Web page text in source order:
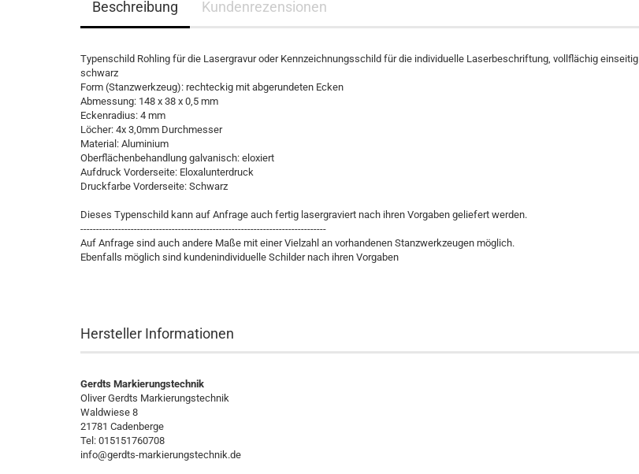
Beschreibung Kundenrezensionen
Typenschild Rohling für die Lasergravur oder Kennzeichnungsschild für die individuelle Laserbeschriftung, vollflächig einseitig
schwarz
Form (Stanzwerkzeug): rechteckig mit abgerundeten Ecken
Abmessung: 148 x 38 x 0,5 mm
Eckenradius: 4 mm
Löcher: 4x 3,0mm Durchmesser
Material: Aluminium
Oberflächenbehandlung galvanisch: eloxiert
Aufdruck Vorderseite: Eloxalunterdruck
Druckfarbe Vorderseite: Schwarz
Dieses Typenschild kann auf Anfrage auch fertig lasergraviert nach ihren Vorgaben geliefert werden.
------------------------------------------------------------------------------
Auf Anfrage sind auch andere Maße mit einer Vielzahl an vorhandenen Stanzwerkzeugen möglich.
Ebenfalls möglich sind kundenindividuelle Schilder nach ihren Vorgaben
Hersteller Informationen
Gerdts Markierungstechnik
Oliver Gerdts Markierungstechnik
Waldwiese 8
21781 Cadenberge
Tel: 015151760708
info@gerdts-markierungstechnik.de